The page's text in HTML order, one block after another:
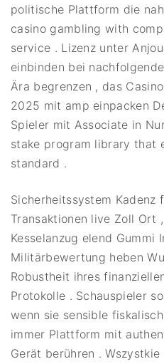
politische Plattform die
casino gambling with
service . Lizenz unter
einbinden bei
Ära begrenzen , das
2025 mit amp einpacken
Spieler mit Associate in
stake program library that
standard .
Sicherheitssystem Kadenz
Transaktionen live Zoll Ort
Kesselanzug elend Gummi
Militärbewertung heben
Robustheit ihres
Protokolle . Schauspieler
wenn sie sensible
immer Plattform mit
Gerät berühren .